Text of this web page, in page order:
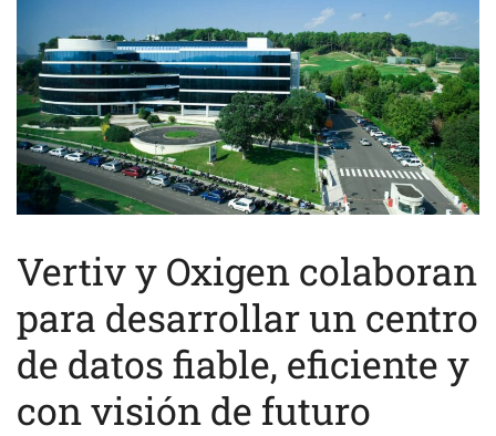
Vertiv y Oxigen colaboran
para desarrollar un centro
de datos fiable, eficiente y
con visión de futuro